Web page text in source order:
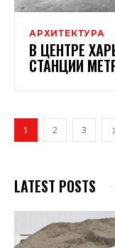
АРХИТЕКТУРА
В ЦЕНТРЕ
СТАНЦИИ
1 2 3
LATEST POSTS